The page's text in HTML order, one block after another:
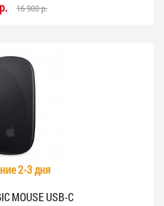
16 900 р.
2-3 дня
MOUSE USB-C